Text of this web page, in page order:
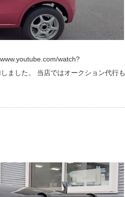
watch?
ました。 当店ではオークション代行も